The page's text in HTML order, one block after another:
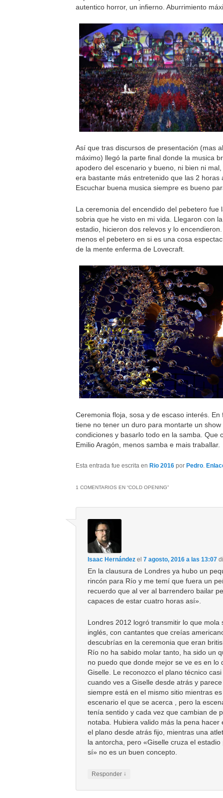
autentico horror, un infierno. Aburrimiento
Así que tras discursos de presentación (mas
máximo) llegó la parte final donde la musica
apodero del escenario y bueno, ni bien ni
era bastante más entretenido que las 2 horas
Escuchar buena musica siempre es bueno
La ceremonia del encendido del pebetero fue
sobria que he visto en mi vida. Llegaron con
estadio, hicieron dos relevos y lo
menos el pebetero en si es una cosa
de la mente enferma de Lovecraft.
Ceremonia floja, sosa y de escaso interés. En
tiene no tener un duro para montarte un show
condiciones y basarlo todo en la samba. Que
Emilio Aragón, menos samba e mais traballar.
Esta entrada fue escrita enRio 2016 porPedro .
1 COMENTARIOS EN “COLD OPENING”
Isaac Hernández el7 agosto, 2016 a las 13:07
En la clausura de Londres ya hubo un
rincón para Río y me temí que fuera un
recuerdo que al ver al barrendero bailar
capaces de estar cuatro horas así».
Londres 2012 logró transmitir lo que mola
inglés, con cantantes que creías
descubrías en la ceremonia que eran
Río no ha sabido molar tanto, ha sido un
no puedo que donde mejor se ve es en lo
Giselle. Le reconozco el plano técnico
cuando ves a Giselle desde atrás y
siempre está en el mismo sitio mientras
escenario el que se acerca , pero la
tenía sentido y cada vez que cambian de
notaba. Hubiera valido más la pena hacer
el plano desde atrás fijo, mientras una
la antorcha, pero «Giselle cruza el estadio
sí» no es un buen concepto.
Responder ↓